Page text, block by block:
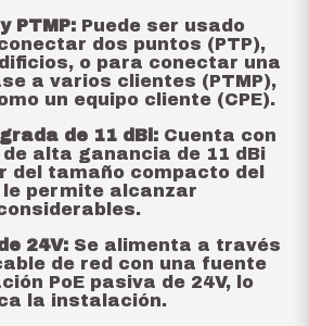
PTMP:Puede ser usado
dos puntos (PTP),
o para conectar una
a varios clientes (PTMP),
un equipo cliente (CPE).
de 11 dBi:Cuenta con
alta ganancia de 11 dBi
del tamaño compacto del
permite alcanzar
24V:Se alimenta a través
de red con una fuente
PoE pasiva de 24V, lo
la instalación.